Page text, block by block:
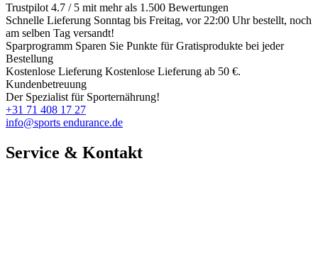
Trustpilot 4.7 / 5 mit mehr als 1.500 Bewertungen
Schnelle Lieferung Sonntag bis Freitag, vor 22:00 Uhr bestellt, noch
am selben Tag versandt!
Sparprogramm Sparen Sie Punkte für Gratisprodukte bei jeder
Bestellung
Kostenlose Lieferung Kostenlose Lieferung ab 50 €.
Kundenbetreuung
Der Spezialist für Sporternährung!
+31 71 408 17 27
info@sports endurance.de
Service & Kontakt